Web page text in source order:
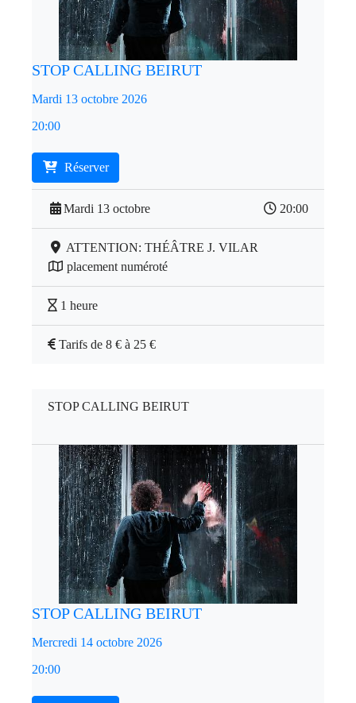
STOP CALLING BEIRUT
Mardi 13 octobre 2026
20:00
Réserver
Mardi 13 octobre 20:00
ATTENTION: THÉÂTRE J. VILAR
placement numéroté
1 heure
Tarifs de 8 € à 25 €
STOP CALLING BEIRUT
STOP CALLING BEIRUT
Mercredi 14 octobre 2026
20:00